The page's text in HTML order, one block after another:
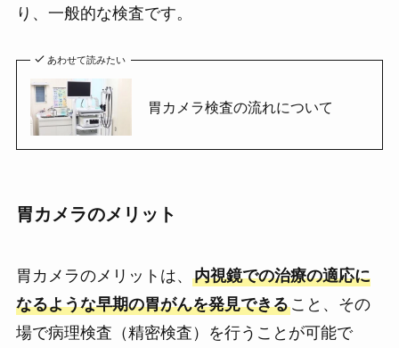
り、一般的な検査です。
あわせて読みたい
胃カメラ検査の流れについて
胃カメラのメリット
胃カメラのメリットは、 内視鏡での治療の適応に
なるような早期の胃がんを発見できること、その
場で病理検査（精密検査）を行うことが可能で